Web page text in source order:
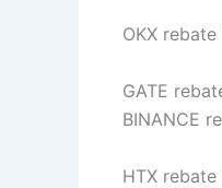
OKX
GATE
BINANCE
HTX